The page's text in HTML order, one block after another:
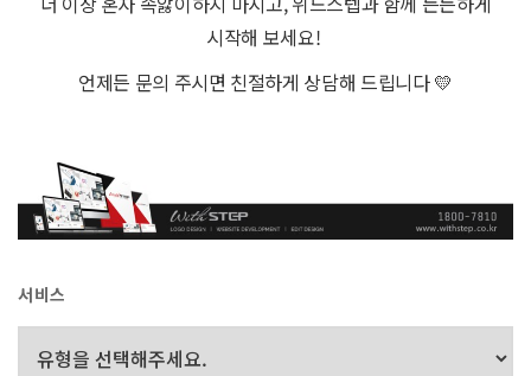
시작해 보세요!
언제든 문의 주시면 친절하게 상담해 드립니다 💛
서비스